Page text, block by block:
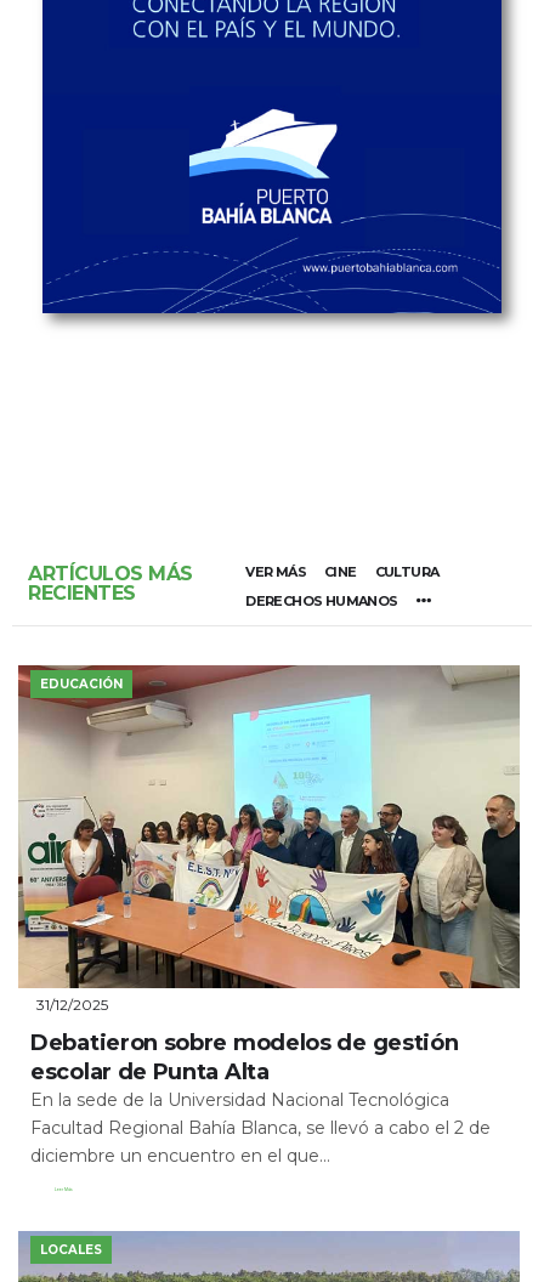
ARTÍCULOS MÁS
RECIENTES
VER MÁS CINE
CULTURA
DERECHOS HUMANOS
EDUCACIÓN
31/12/2025
Debatieron sobre modelos de gestión
escolar de Punta Alta
En la sede de la Universidad Nacional Tecnológica
Facultad Regional Bahía Blanca, se llevó a cabo el 2 de
diciembre un encuentro en el que...
Leer Más
LOCALES